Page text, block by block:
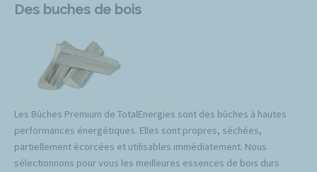
Des buches de bois
Les Bûches Premium de TotalEnergies sont des bûches à hautes
performances énergétiques. Elles sont propres, séchées,
partiellement écorcées et utilisables immédiatement. Nous
sélectionnons pour vous les meilleures essences de bois durs